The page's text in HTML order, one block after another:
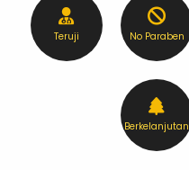
Layanan Desain
Teruji No Paraben
Berkelanjutan